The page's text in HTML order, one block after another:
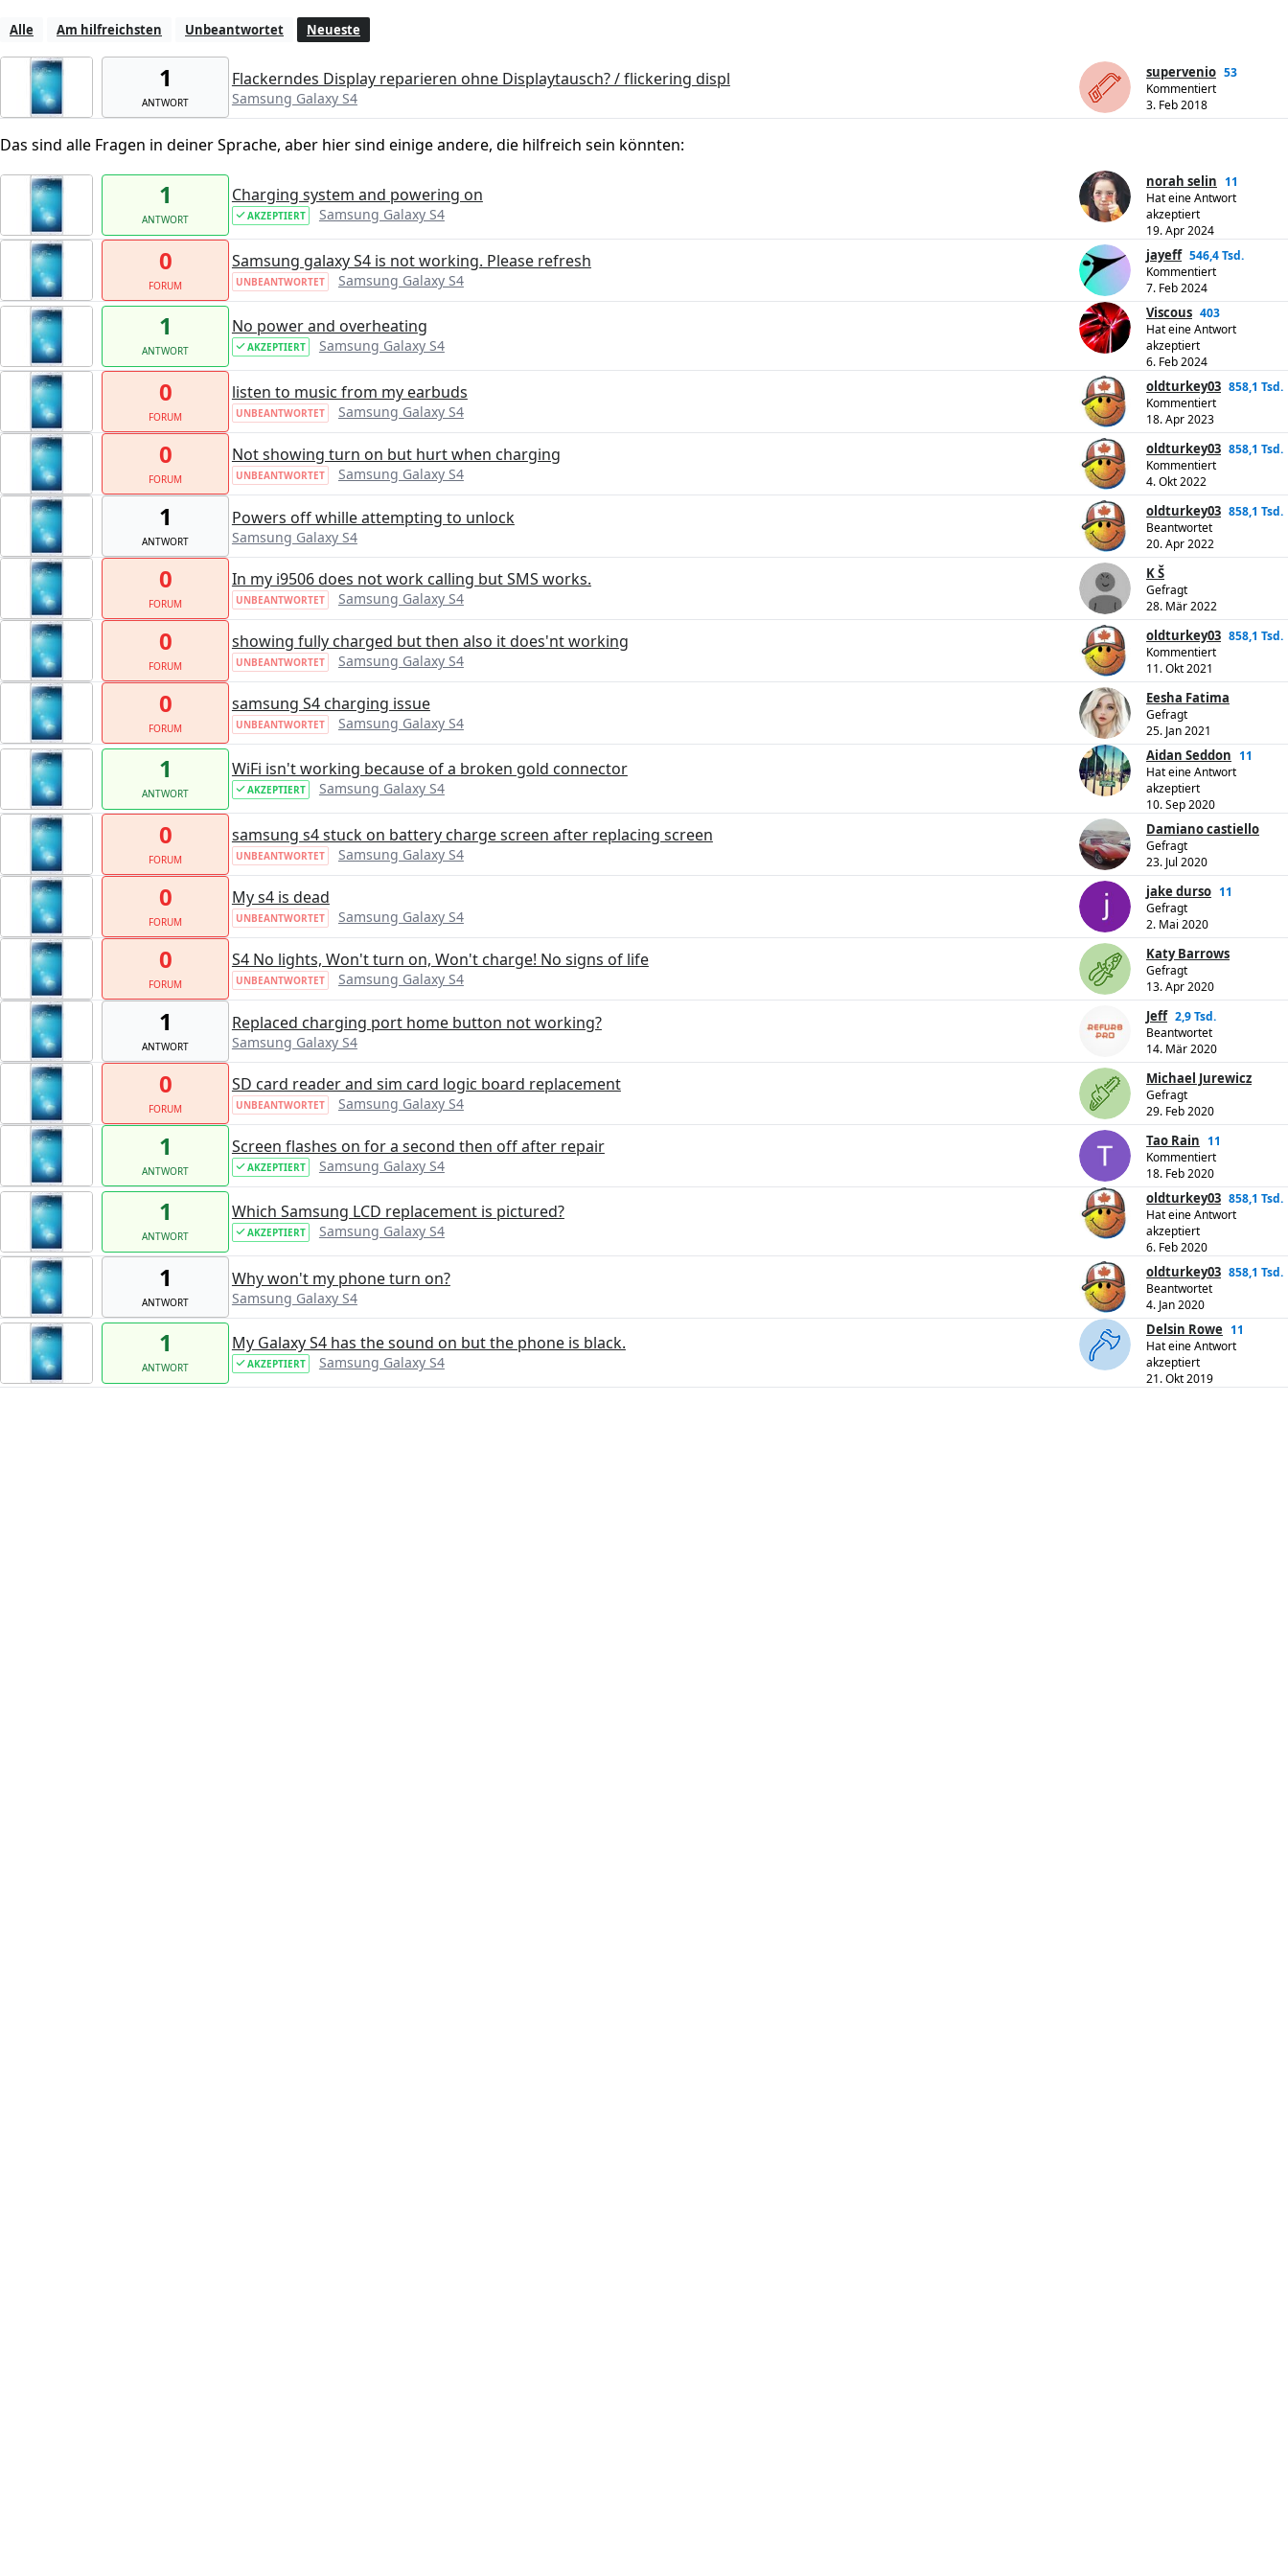
Alle Am hilfreichsten Unbeantwortet Neueste
1
ANTWORT
Flackerndes Display reparieren ohne Displaytausch? / flickering displ
Samsung Galaxy S4
supervenio 53
Kommentiert
3. Feb 2018
Das sind alle Fragen in deiner Sprache, aber hier sind einige andere, die hilfreich sein könnten:
1
ANTWORT
Charging system and powering on
AKZEPTIERT Samsung Galaxy S4
norah selin 11
Hat eine Antwort
akzeptiert
19. Apr 2024
0
FORUM
Samsung galaxy S4 is not working. Please refresh
UNBEANTWORTET Samsung Galaxy S4
jayeff 546,4 Tsd.
Kommentiert
7. Feb 2024
1
ANTWORT
No power and overheating
AKZEPTIERT Samsung Galaxy S4
Viscous 403
Hat eine Antwort
akzeptiert
6. Feb 2024
0
FORUM
listen to music from my earbuds
UNBEANTWORTET Samsung Galaxy S4
oldturkey03 858,1 Tsd.
Kommentiert
18. Apr 2023
0
FORUM
Not showing turn on but hurt when charging
UNBEANTWORTET Samsung Galaxy S4
oldturkey03 858,1 Tsd.
Kommentiert
4. Okt 2022
1
ANTWORT
Powers off whille attempting to unlock
Samsung Galaxy S4
oldturkey03 858,1 Tsd.
Beantwortet
20. Apr 2022
0
FORUM
In my i9506 does not work calling but SMS works.
UNBEANTWORTET Samsung Galaxy S4
K Š
Gefragt
28. Mär 2022
0
FORUM
showing fully charged but then also it does'nt working
UNBEANTWORTET Samsung Galaxy S4
oldturkey03 858,1 Tsd.
Kommentiert
11. Okt 2021
0
FORUM
samsung S4 charging issue
UNBEANTWORTET Samsung Galaxy S4
Eesha Fatima
Gefragt
25. Jan 2021
1
ANTWORT
WiFi isn't working because of a broken gold connector
AKZEPTIERT Samsung Galaxy S4
Aidan Seddon 11
Hat eine Antwort
akzeptiert
10. Sep 2020
0
FORUM
samsung s4 stuck on battery charge screen after replacing screen
UNBEANTWORTET Samsung Galaxy S4
Damiano castiello
Gefragt
23. Jul 2020
0
FORUM
My s4 is dead
UNBEANTWORTET Samsung Galaxy S4
jake durso 11
Gefragt
2. Mai 2020
0
FORUM
S4 No lights, Won't turn on, Won't charge! No signs of life
UNBEANTWORTET Samsung Galaxy S4
Katy Barrows
Gefragt
13. Apr 2020
1
ANTWORT
Replaced charging port home button not working?
Samsung Galaxy S4
Jeff 2,9 Tsd.
Beantwortet
14. Mär 2020
0
FORUM
SD card reader and sim card logic board replacement
UNBEANTWORTET Samsung Galaxy S4
Michael Jurewicz
Gefragt
29. Feb 2020
1
ANTWORT
Screen flashes on for a second then off after repair
AKZEPTIERT Samsung Galaxy S4
Tao Rain 11
Kommentiert
18. Feb 2020
1
ANTWORT
Which Samsung LCD replacement is pictured?
AKZEPTIERT Samsung Galaxy S4
oldturkey03 858,1 Tsd.
Hat eine Antwort
akzeptiert
6. Feb 2020
1
ANTWORT
Why won't my phone turn on?
Samsung Galaxy S4
oldturkey03 858,1 Tsd.
Beantwortet
4. Jan 2020
1
ANTWORT
My Galaxy S4 has the sound on but the phone is black.
AKZEPTIERT Samsung Galaxy S4
Delsin Rowe 11
Hat eine Antwort
akzeptiert
21. Okt 2019